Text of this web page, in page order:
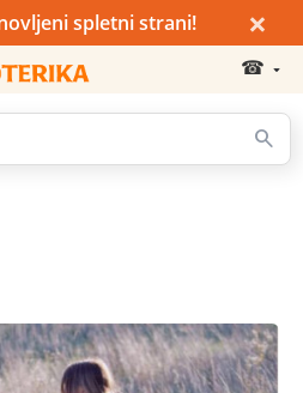
spletni strani! ×
☎